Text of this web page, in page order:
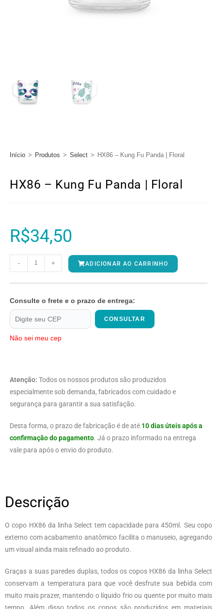
Início > Produtos > Select > HX86 – Kung Fu Panda | Floral
HX86 – Kung Fu Panda | Floral
R$34,50
- + ADICIONAR AO CARRINHO
Consulte o frete e o prazo de entrega:
CONSULTAR
Não sei meu cep
Atenção: Todos os nossos produtos são produzidos
especialmente sob demanda, fabricados com cuidado e
segurança para garantir a sua satisfação.
Desta forma, o prazo de fabricação é de até 10 dias úteis após a
confirmação do pagamento. Já o prazo informado na entrega
vale para após o envio do produto.
Descrição
O copo HX86 da linha Select tem capacidade para 450ml. Seu copo
externo com acabamento anatômico facilita o manuseio, agregando
um visual ainda mais refinado ao produto.
Graças a suas paredes duplas, todos os copos HX86 da linha Select
conservam a temperatura para que você desfrute sua bebida com
muito mais prazer, mantendo o líquido frio ou quente por muito mais